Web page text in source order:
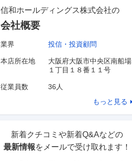
信和ホールディングス株式会社の
会社概要
業界 投信・投資顧問
本店所在地
大阪府大阪市中央区南船場
１丁目１８番１１号
従業員数
36人
もっと見る
新着クチコミや新着Q&Aなどの
最新情報をメールで受け取れます！